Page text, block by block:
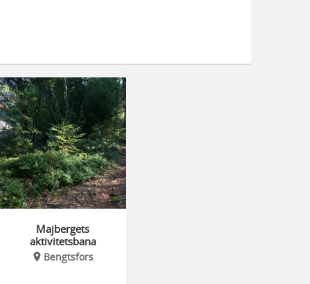
Majbergets
aktivitetsbana
Bengtsfors